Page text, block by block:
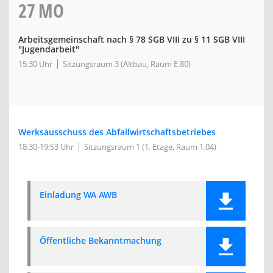
27MO
Arbeitsgemeinschaft nach § 78 SGB VIII zu § 11 SGB VIII
"Jugendarbeit"
15:30 Uhr Sitzungsraum 3 (Altbau, Raum E.80)
Werksausschuss des Abfallwirtschaftsbetriebes
18:30-19:53 Uhr Sitzungsraum 1 (1. Etage, Raum 1.04)
Einladung WA AWB
Öffentliche Bekanntmachung